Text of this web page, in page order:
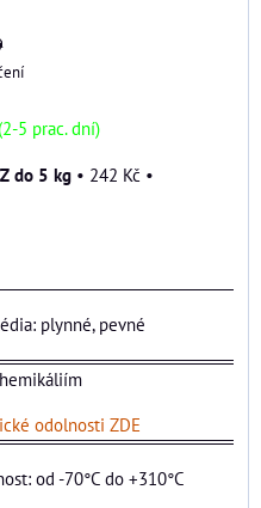
5 prac. dní)
do 5 kg • 242 Kč •
plynné, pevné
odolnosti ZDE
od -70°C do +310°C